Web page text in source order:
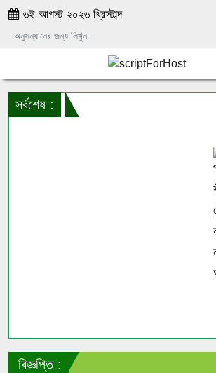
৬ই আগস্ট ২০২৬ খ্রিস্টাব্দ
সর্বশেষ :
বিজ্ঞপ্তি :